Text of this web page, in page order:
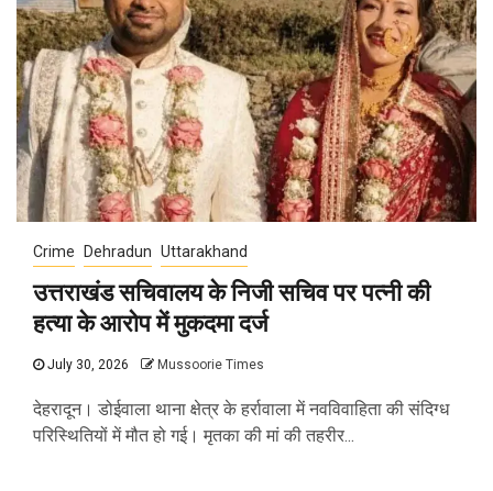
Crime Dehradun Uttarakhand
उत्तराखंड सचिवालय के निजी सचिव पर पत्नी की
हत्या के आरोप में मुकदमा दर्ज
July 30, 2026 Mussoorie Times
देहरादून। डोईवाला थाना क्षेत्र के हर्रावाला में नवविवाहिता की संदिग्ध
परिस्थितियों में मौत हो गई। मृतका की मां की तहरीर...